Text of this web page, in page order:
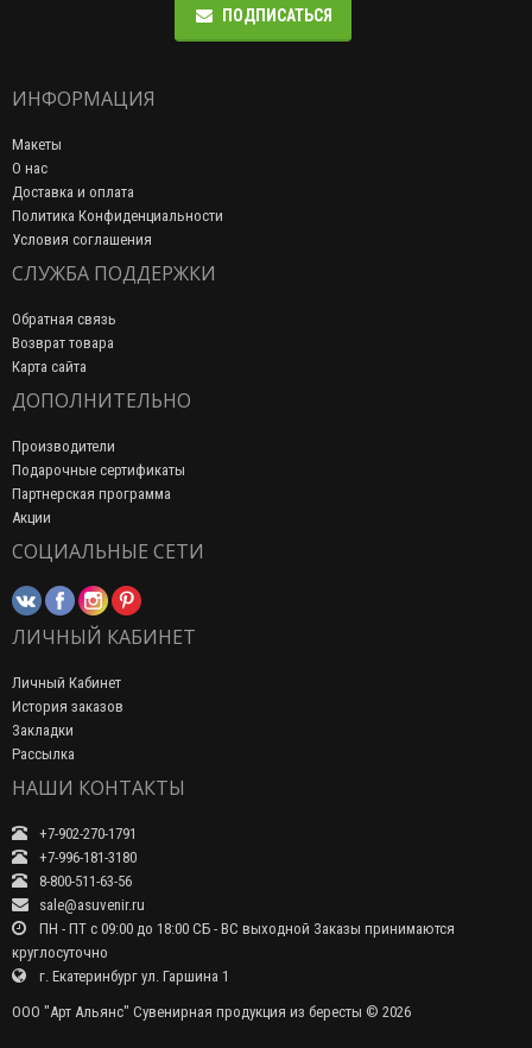
ПОДПИСАТЬСЯ
ИНФОРМАЦИЯ
Макеты
О нас
Доставка и оплата
Политика Конфиденциальности
Условия соглашения
СЛУЖБА ПОДДЕРЖКИ
Обратная связь
Возврат товара
Карта сайта
ДОПОЛНИТЕЛЬНО
Производители
Подарочные сертификаты
Партнерская программа
Акции
СОЦИАЛЬНЫЕ СЕТИ
ЛИЧНЫЙ КАБИНЕТ
Личный Кабинет
История заказов
Закладки
Рассылка
НАШИ КОНТАКТЫ
+7-902-270-1791
+7-996-181-3180
8-800-511-63-56
sale@asuvenir.ru
ПН - ПТ с 09:00 до 18:00 СБ - ВС выходной Заказы принимаются
круглосуточно
г. Екатеринбург ул. Гаршина 1
ООО "Арт Альянс" Сувенирная продукция из бересты © 2026